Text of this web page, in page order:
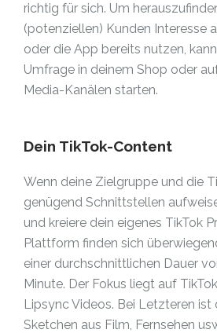
richtig für sich. Um
(potenziellen) Kunden Interesse
oder die App bereits nutzen,
Umfrage in deinem Shop oder
Media-Kanälen starten.
Dein TikTok-Content
Wenn deine Zielgruppe und die
genügend Schnittstellen
und kreiere dein eigenes TikTok
Plattform finden sich
einer durchschnittlichen Dauer
Minute. Der Fokus liegt auf
Lipsync Videos. Bei Letzteren ist
Sketchen aus Film, Fernsehen